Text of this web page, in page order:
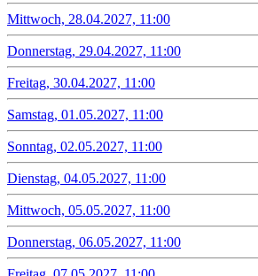
Mittwoch, 28.04.2027, 11:00
Donnerstag, 29.04.2027, 11:00
Freitag, 30.04.2027, 11:00
Samstag, 01.05.2027, 11:00
Sonntag, 02.05.2027, 11:00
Dienstag, 04.05.2027, 11:00
Mittwoch, 05.05.2027, 11:00
Donnerstag, 06.05.2027, 11:00